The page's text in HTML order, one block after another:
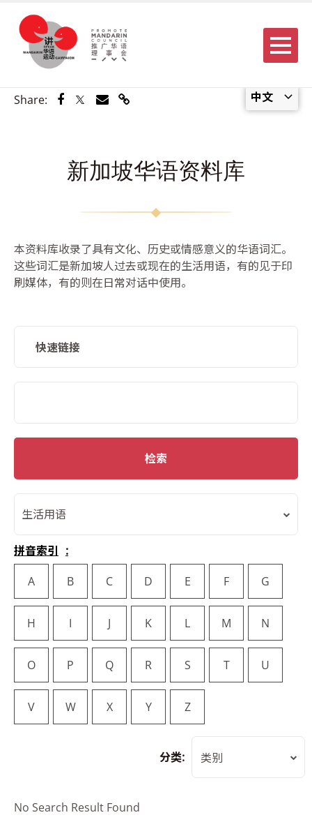
中文
Menu
Share: Share via Facebook
Share via Twitter
Share via Email
Share via Link
新加坡华语资料库
本资料库收录了具有文化、历史或情感意义的华语词汇。
这些词汇是新加坡人过去或现在的生活用语，有的见于印
刷媒体，有的则在日常对话中使用。
快速链接
检索
生活用语
拼音索引
A
B C D E F G
H I J K L M N
O P Q R S T U
V W X Y Z
分类: 类别
No Search Result Found